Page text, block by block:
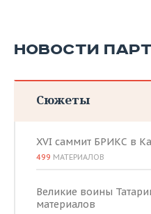
НОВОСТИ
Сюжеты
XVI саммит БРИКС в
499 МАТЕРИАЛОВ
Великие воины
материалов